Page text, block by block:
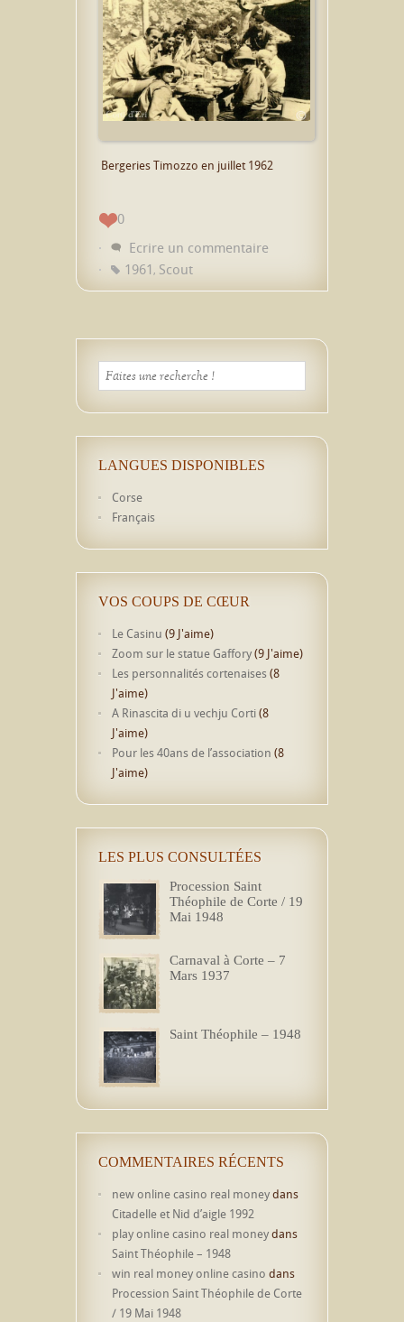
Bergeries Timozzo en juillet 1962
0
Ecrire un commentaire
1961 , Scout
LANGUES DISPONIBLES
Corse
Français
VOS COUPS DE CŒUR
Le Casinu (9 J'aime)
Zoom sur le statue Gaffory(9 J'aime)
Les personnalités cortenaises (8
J'aime)
A Rinascita di u vechju Corti(8
J'aime)
Pour les 40ans de l’association (8
J'aime)
LES PLUS CONSULTÉES
Procession Saint
Théophile de Corte / 19
Mai 1948
Carnaval à Corte – 7
Mars 1937
Saint Théophile – 1948
COMMENTAIRES RÉCENTS
new online casino real moneydans
Citadelle et Nid d’aigle 1992
play online casino real moneydans
Saint Théophile – 1948
win real money online casino dans
Procession Saint Théophile de Corte
/ 19 Mai 1948